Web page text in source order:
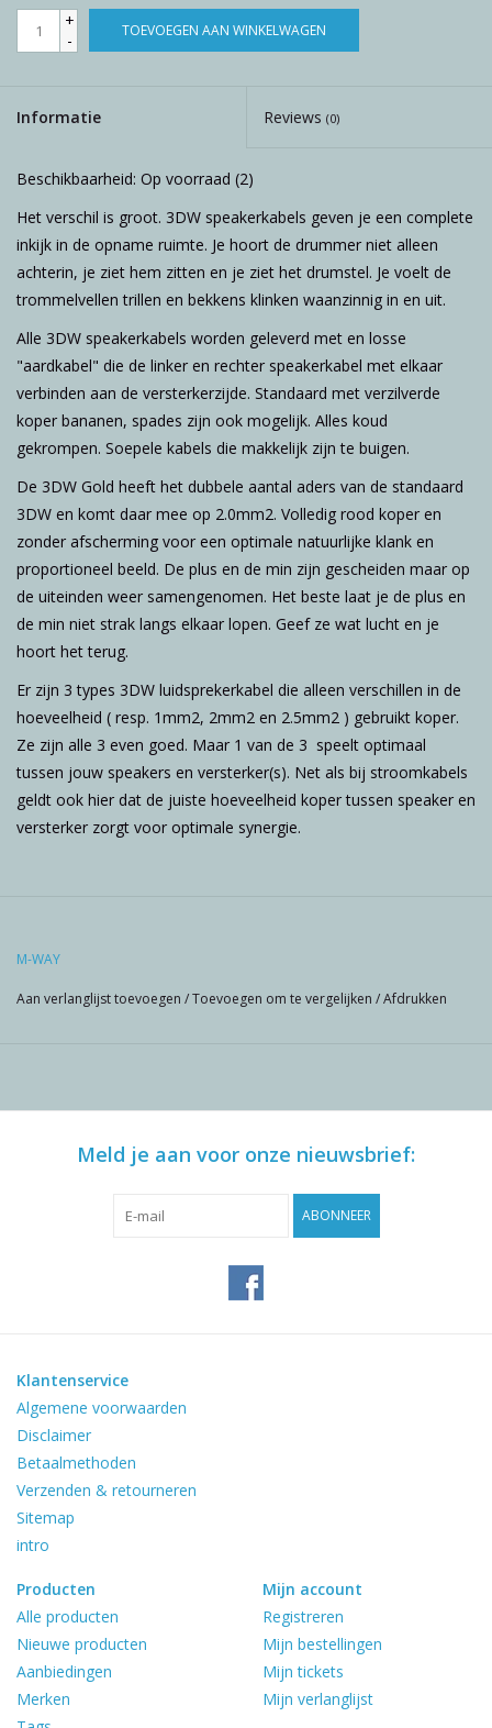
+
-
TOEVOEGEN AAN WINKELWAGEN
Informatie Reviews (0)
Beschikbaarheid: Op voorraad (2)
Het verschil is groot. 3DW speakerkabels geven je een complete
inkijk in de opname ruimte. Je hoort de drummer niet alleen
achterin, je ziet hem zitten en je ziet het drumstel. Je voelt de
trommelvellen trillen en bekkens klinken waanzinnig in en uit.
Alle 3DW speakerkabels worden geleverd met en losse
"aardkabel" die de linker en rechter speakerkabel met elkaar
verbinden aan de versterkerzijde. Standaard met verzilverde
koper bananen, spades zijn ook mogelijk. Alles koud
gekrompen. Soepele kabels die makkelijk zijn te buigen.
De 3DW Gold heeft het dubbele aantal aders van de standaard
3DW en komt daar mee op 2.0mm2. Volledig rood koper en
zonder afscherming voor een optimale natuurlijke klank en
proportioneel beeld. De plus en de min zijn gescheiden maar op
de uiteinden weer samengenomen. Het beste laat je de plus en
de min niet strak langs elkaar lopen. Geef ze wat lucht en je
hoort het terug.
Er zijn 3 types 3DW luidsprekerkabel die alleen verschillen in de
hoeveelheid ( resp. 1mm2, 2mm2 en 2.5mm2 ) gebruikt koper.
Ze zijn alle 3 even goed. Maar 1 van de 3 speelt optimaal
tussen jouw speakers en versterker(s). Net als bij stroomkabels
geldt ook hier dat de juiste hoeveelheid koper tussen speaker en
versterker zorgt voor optimale synergie.
M-WAY
Aan verlanglijst toevoegen /Toevoegen om te vergelijken /Afdrukken
Meld je aan voor onze nieuwsbrief:
ABONNEER
Klantenservice
Algemene voorwaarden
Disclaimer
Betaalmethoden
Verzenden & retourneren
Sitemap
intro
Producten
Alle producten
Nieuwe producten
Aanbiedingen
Merken
Mijn account
Registreren
Mijn bestellingen
Mijn tickets
Mijn verlanglijst